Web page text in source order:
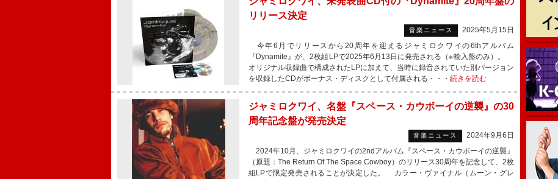
リリース決定
音楽ニュース
2025年5月15日
今年6月でリリースから20周年を迎えるジャミロクワイの6thアルバム
『Dynamite』が、2枚組LPで2025年6月13日に発売される（※輸入盤のみ）。
オリジナル収録曲で構成されたLPに加えて、当時に録音されていた別バージョン
を収録したCDがボーナス・ディスクとして付属される・・・ 続きを読む
ジャミロクワイ、名盤『スペース・カウボーイの逆襲』の30
周年記念盤が発売決定
音楽ニュース
2024年9月6日
2024年10月、ジャミロクワイの2ndアルバム『スペース・カウボーイの逆襲』
（原題：The Return Of The Space Cowboy）のリリース30周年を記念して、2枚
組LPで限定発売されることが決定した。 カラー・ヴァイナル（ムーン・グレ